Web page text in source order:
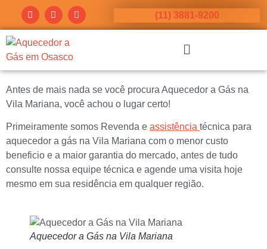
(11) 3881-9200
Antes de mais nada se você procura Aquecedor a Gás na
Vila Mariana, você achou o lugar certo!
Primeiramente somos Revenda e assistência técnica para
aquecedor a gás na Vila Mariana com o menor custo
beneficio e a maior garantia do mercado, antes de tudo
consulte nossa equipe técnica e agende uma visita hoje
mesmo em sua residência em qualquer região.
Aquecedor a Gás na Vila Mariana